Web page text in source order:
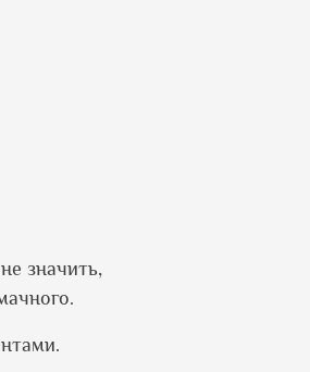
значить,